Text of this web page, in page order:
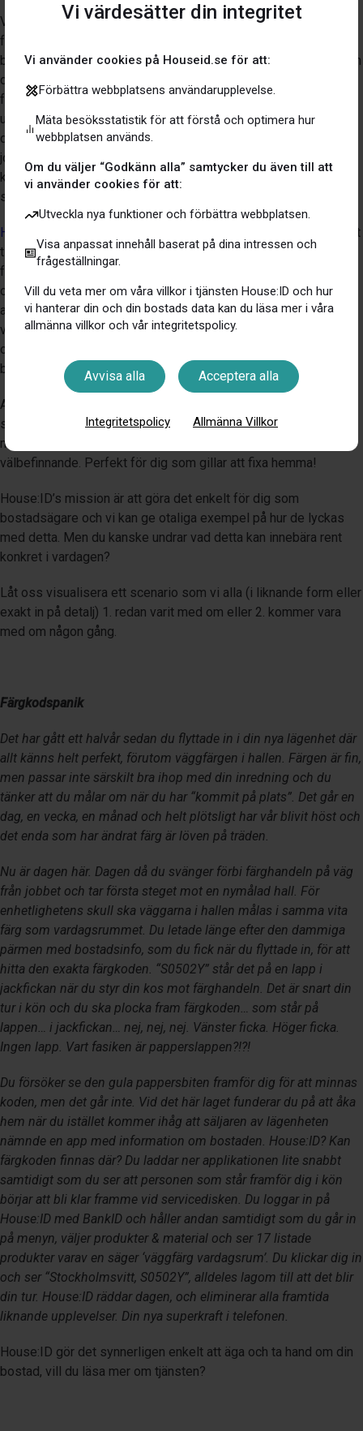
Vi värdesätter din integritet
Vi använder cookies på Houseid.se för att:
Förbättra webbplatsens användarupplevelse.
Mäta besöksstatistik för att förstå och optimera hur
webbplatsen används.
Om du väljer “Godkänn alla” samtycker du även till att
vi använder cookies för att:
Utveckla nya funktioner och förbättra webbplatsen.
Visa anpassat innehåll baserat på dina intressen och
frågeställningar.
Vill du veta mer om våra villkor i tjänsten House:ID och hur
vi hanterar din och din bostads data kan du läsa mer i våra
allmänna villkor och vår integritetspolicy.
Avvisa alla Acceptera alla
Integritetspolicy Allmänna Villkor
Vi har alla olika styrkor och svagheter och oavsett dina
förutsättningar hjälper House:ID dig att bli en fantastisk
bostadsägare. Appen ger dig förslag på underhållsuppgifter och
du kan själv ange hur ofta de ska genomföras, när det är dags
får du sedan en notifikation som påminner dig att utföra
uppgiften. Med House:ID bor du alltså tryggare än någonsin när
du aldrig kommer glömma att testa brandvarnaren eller
jordfelsbrytaren igen. Förutom fördelaktiga trygghetsaspekter
kan du även spara pengar genom att ha koll på vilket underhåll
som bör göras när.
House:ID
hjälper dig även att få stenkoll på kostnaderna kopplat
till ditt boende. Här får du data som hjälper dig att jämföra dina
försäkringskostnader och lånekostnader mot andra användare
och du kan även få påminnelser när avtal är på väg att löpa ut. I
appen kan du även följa värdet av ditt boende genom en
värderingsgraf som automatiskt uppdateras varje månad. På en
orolig marknad tackar vi för all info vi kan få gällande vår
bostadsekonomi och House:ID gör det enklare än någonsin.
Appen är även fylld med inspiration, guider och råd som görs i
samarbete med professionella aktörer där det är tydligt
markerat vem som är avsändare. Allt för din trygghet och
välbefinnande. Perfekt för dig som gillar att fixa hemma!
House:ID’s mission är att göra det enkelt för dig som
bostadsägare och vi kan ge otaliga exempel på hur de lyckas
med detta. Men du kanske undrar vad detta kan innebära rent
konkret i vardagen?
Låt oss visualisera ett scenario som vi alla (i liknande form eller
exakt in på detalj) 1. redan varit med om eller 2. kommer vara
med om någon gång.
Färgkodspanik
Det har gått ett halvår sedan du flyttade in i din nya lägenhet där
allt känns helt perfekt, förutom väggfärgen i hallen. Färgen är fin,
men passar inte särskilt bra ihop med din inredning och du
tänker att du målar om när du har “kommit på plats”. Det går en
dag, en vecka, en månad och helt plötsligt har vår blivit höst och
det enda som har ändrat färg är löven på träden.
Nu är dagen här. Dagen då du svänger förbi färghandeln på väg
från jobbet och tar första steget mot en nymålad hall. För
enhetlighetens skull ska väggarna i hallen målas i samma vita
färg som vardagsrummet. Du letade länge efter den dammiga
pärmen med bostadsinfo, som du fick när du flyttade in, för att
hitta den exakta färgkoden. “S0502Y” står det på en lapp i
jackfickan när du styr din kos mot färghandeln. Det är snart din
tur i kön och du ska plocka fram färgkoden… som står på
lappen… i jackfickan… nej, nej, nej. Vänster ficka. Höger ficka.
Ingen lapp. Vart fasiken är papperslappen?!?!
Du försöker se den gula pappersbiten framför dig för att minnas
koden, men det går inte. Vid det här laget funderar du på att åka
hem när du istället kommer ihåg att säljaren av lägenheten
nämnde en app med information om bostaden. House:ID? Kan
färgkoden finnas där? Du laddar ner applikationen lite snabbt
samtidigt som du ser att personen som står framför dig i kön
börjar att bli klar framme vid servicedisken. Du loggar in på
House:ID med BankID och håller andan samtidigt som du går in
på menyn, väljer produkter & material och ser 17 listade
produkter varav en säger ‘väggfärg vardagsrum’. Du klickar dig in
och ser “Stockholmsvitt, S0502Y”, alldeles lagom till att det blir
din tur. House:ID räddar dagen, och eliminerar alla framtida
liknande upplevelser. Din nya superkraft i telefonen.
House:ID gör det synnerligen enkelt att äga och ta hand om din
bostad, vill du läsa mer om tjänsten?